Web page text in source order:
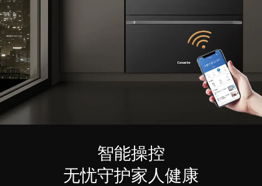
智能操控
无忧守护家人健康